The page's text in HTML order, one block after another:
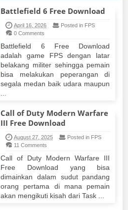
Battlefield 6 Free Download
April 16, 2026
Posted in FPS
0 Comments
Battlefield 6 Free Download
adalah game FPS dengan latar
belakang militer sehingga pemain
bisa melakukan peperangan di
segala medan baik udara maupun
Call of Duty Modern Warfare
III Free Download
August 27, 2025
Posted in FPS
11 Comments
Call of Duty Modern Warfare III
Free Download yang bisa
dimainkan dalam sudut pandang
orang pertama di mana pemain
akan mengikuti kisah dari Task ...